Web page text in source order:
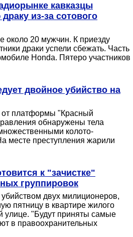
кавказцы
из-за сотового
около 20 мужчин. К приезду
драки успели сбежать. Часть
Honda. Пятеро участников
двойное убийство на
от платформы "Красный
обнаружены тела
колото-
месте преступления жарили
к "зачистке"
группировок
двух милиционеров,
пятницу в квартире жилого
улице. "Будут приняты самые
в правоохранительных